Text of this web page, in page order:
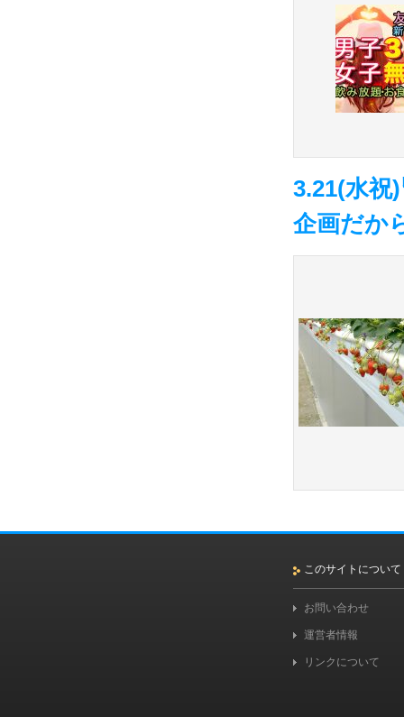
3.21(水祝
企画だ
このサイトについて
お問い合わせ
運営者情報
リンクについて